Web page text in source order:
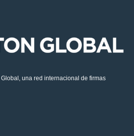
una red internacional de firmas